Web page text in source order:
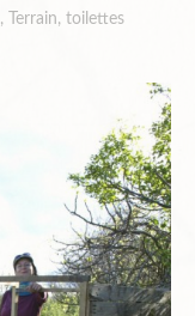
, Terrain, toilettes